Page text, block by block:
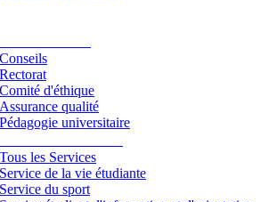
Conseils
Rectorat
Comité d'éthique
Assurance qualité
Pédagogie universitaire
Tous les Services
Service de la vie étudiante
Service du sport